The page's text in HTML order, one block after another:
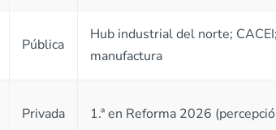
Pública
Hub industrial del norte;
manufactura
Privada 1.ª en Reforma 2026